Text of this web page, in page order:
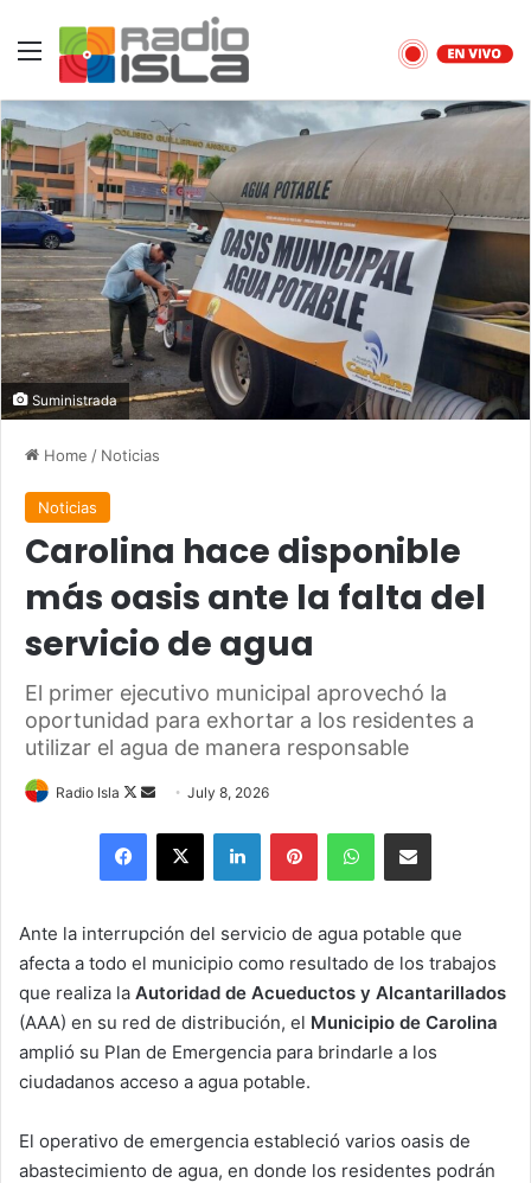
Menu
Suministrada
Home / Noticias
Noticias
Carolina hace disponible
más oasis ante la falta del
servicio de agua
El primer ejecutivo municipal aprovechó la
oportunidad para exhortar a los residentes a
utilizar el agua de manera responsable
Radio Isla
Follow
Send
email
July 8, 2026
Facebook
X LinkedInPinterestWhatsAppShare via Email
Ante la interrupción del servicio de agua potable que
afecta a todo el municipio como resultado de los trabajos
que realiza la Autoridad de Acueductos y Alcantarillados
(AAA) en su red de distribución, el Municipio de Carolina
amplió su Plan de Emergencia para brindarle a los
ciudadanos acceso a agua potable.
El operativo de emergencia estableció varios oasis de
abastecimiento de agua, en donde los residentes podrán